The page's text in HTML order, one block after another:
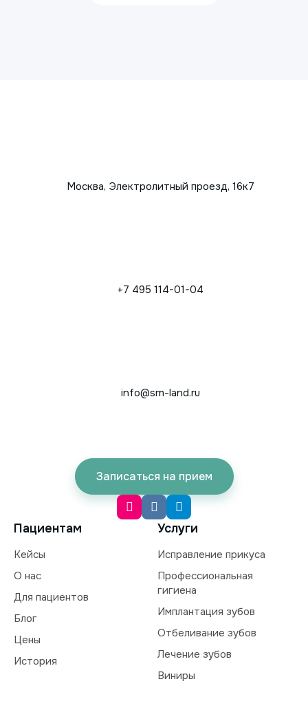
Москва, Электролитный проезд, 16к7
+7 495 114-01-04
info@sm-land.ru
Записаться на прием
Пациентам
Кейсы
О нас
Для пациентов
Блог
Цены
История
Услуги
Исправление прикуса
Профессиональная
гигиена
Имплантация зубов
Отбеливание зубов
Лечение зубов
Виниры